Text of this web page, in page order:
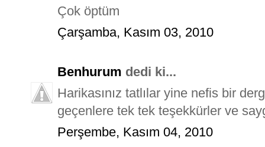
Çok öptüm
Çarşamba, Kasım 03, 2010
Benhurum dedi ki...
Harikasınız tatlılar yine nefis bir
geçenlere tek tek teşekkürler ve
Perşembe, Kasım 04, 2010